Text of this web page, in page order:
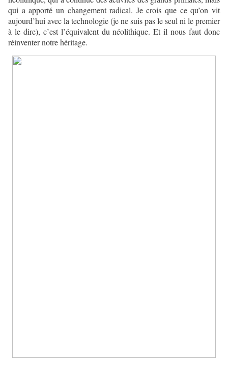
qui a apporté un changement radical. Je crois que ce qu’on vit
aujourd’hui avec la technologie (je ne suis pas le seul ni le premier
à le dire), c’est l’équivalent du néolithique. Et il nous faut donc
réinventer notre héritage.